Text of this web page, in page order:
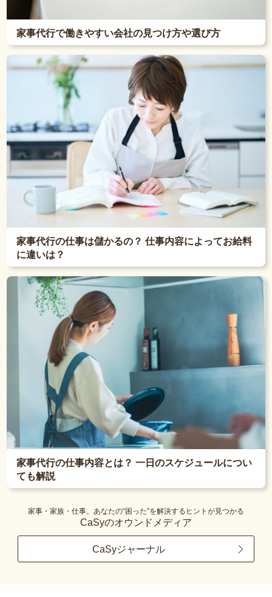
家事代行で働きやすい会社の見つけ方や選び方
家事代行の仕事は儲かるの？ 仕事内容によってお給料
に違いは？
家事代行の仕事内容とは？ 一日のスケジュールについ
ても解説
家事・家族・仕事。あなたの“困った”を解決するヒントが見つかる
CaSyのオウンドメディア
CaSyジャーナル